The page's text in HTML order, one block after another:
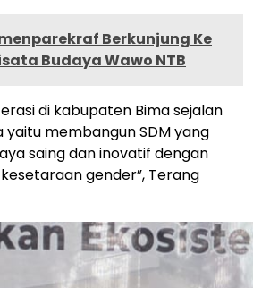
Berkunjung Ke
Budaya Wawo NTB
di kabupaten Bima sejalan
yaitu membangun SDM yang
saing dan inovatif dengan
gender”, Terang